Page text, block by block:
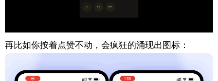
再比如你按着点赞不动，会疯狂的涌现出图标：